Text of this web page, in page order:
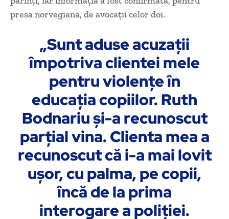
presa norvegiană, de avocaţii celor doi.
„Sunt aduse acuzaţii
împotriva clientei mele
pentru violenţe în
educaţia copiilor. Ruth
Bodnariu şi-a recunoscut
parţial vina. Clienta mea a
recunoscut că i-a mai lovit
uşor, cu palma, pe copii,
încă de la prima
interogare a poliţiei.